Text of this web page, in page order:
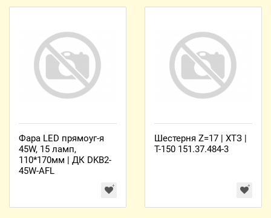
Фара LED прямоуг-я
45W, 15 ламп,
110*170мм | ДК DKB2-
45W-AFL
Шестерня Z=17 | ХТЗ |
Т-150 151.37.484-3